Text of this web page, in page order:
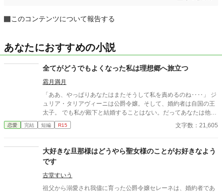
このコンテンツについて報告する
あなたにおすすめの小説
全てがどうでもよくなった私は理想郷へ旅立つ
霜月満月
「ああ、やっぱりあなたはまたそうして私を責めるのね‥‥」 ジ
ュリア・タリアヴィーニは公爵令嬢。そして、婚約者は自国の王
太子。 でも私が殿下と結婚することはない。だってあなたは他の
人を選んだのだもの。『前』と変わらず━━ これはとある能力を
持つ一族に産まれた令嬢と自身に掛けられた封印に縛られる王太
ジュリアの婚約披露の時のイメージです。
恋愛 完結 短編 R15 文字数：21,605
大好きな旦那様はどうやら聖女様のことがお好きなよう
です
古堂すいう
祖父から溺愛され我儘に育った公爵令嬢セレーネは、婚約者であ